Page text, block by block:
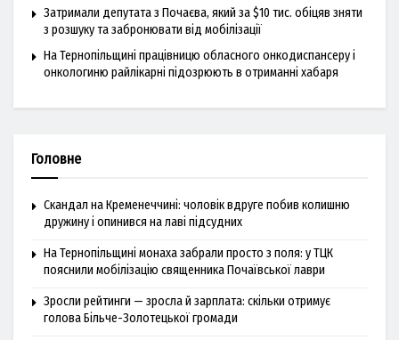
Затримали депутата з Почаєва, який за $10 тис. обіцяв зняти
з розшуку та забронювати від мобілізації
На Тернопільщині працівницю обласного онкодиспансеру і
онкологиню райлікарні підозрюють в отриманні хабаря
Головне
Скандал на Кременеччині: чоловік вдруге побив колишню
дружину і опинився на лаві підсудних
На Тернопільщині монаха забрали просто з поля: у ТЦК
пояснили мобілізацію священника Почаївської лаври
Зросли рейтинги — зросла й зарплата: скільки отримує
голова Більче-Золотецької громади